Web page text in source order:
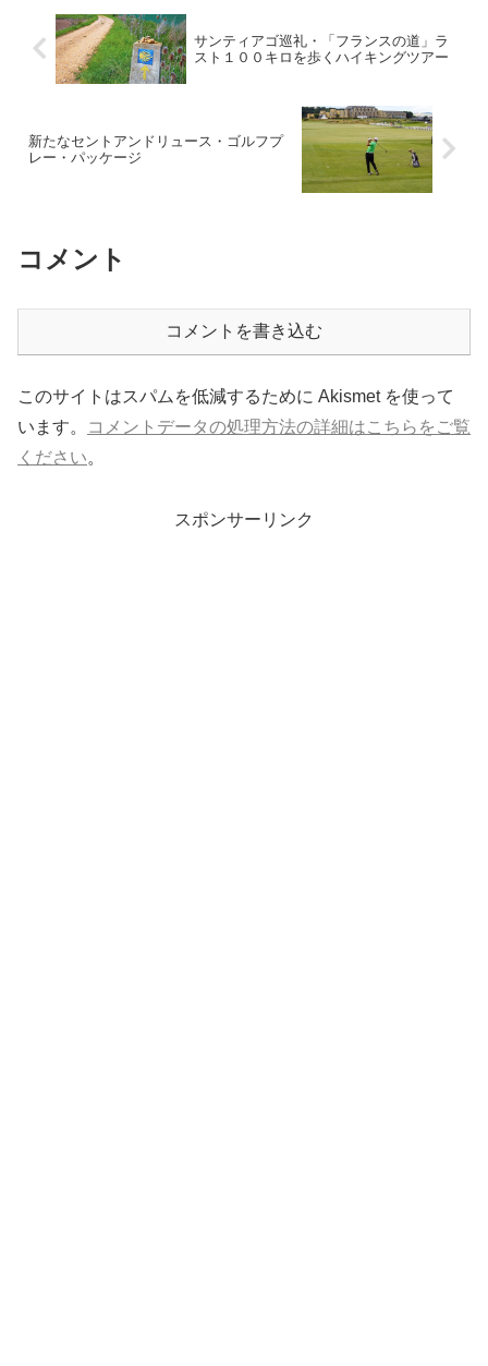
サンティアゴ巡礼・「フランスの道」ラ
スト１００キロを歩くハイキングツアー
新たなセントアンドリュース・ゴルフプ
レー・パッケージ
コメント
コメントを書き込む
このサイトはスパムを低減するために Akismet を使って
います。
コメントデータの処理方法の詳細はこちらをご覧
ください。
スポンサーリンク